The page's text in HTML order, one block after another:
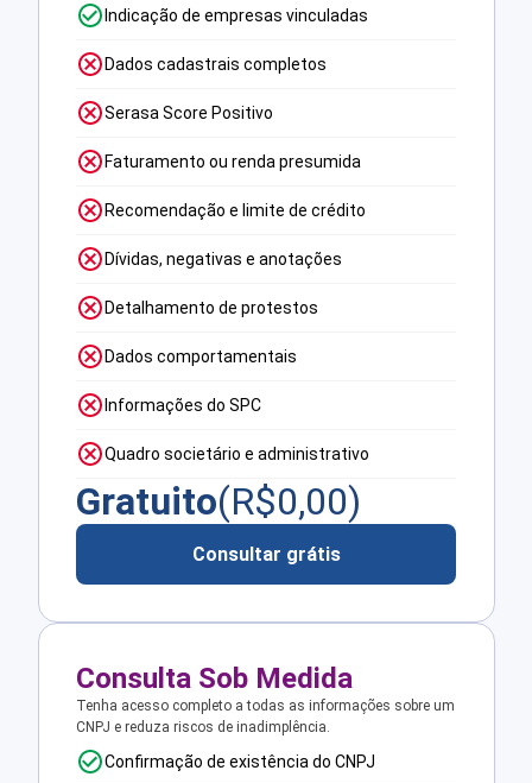
Indicação de empresas vinculadas
Dados cadastrais completos
Serasa Score Positivo
Faturamento ou renda presumida
Recomendação e limite de crédito
Dívidas, negativas e anotações
Detalhamento de protestos
Dados comportamentais
Informações do SPC
Quadro societário e administrativo
Gratuito(R$0,00)
Consultar grátis
Consulta Sob Medida
Tenha acesso completo a todas as informações sobre um
CNPJ e reduza riscos de inadimplência.
Confirmação de existência do CNPJ